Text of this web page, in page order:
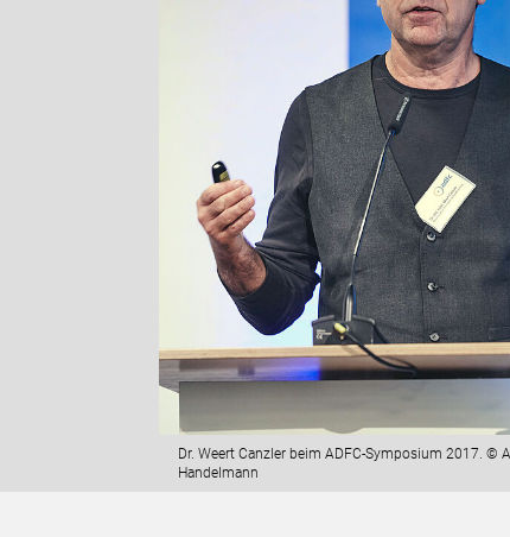
Dr. Weert Canzler beim ADFC-Symposium 2017. ©
Handelmann